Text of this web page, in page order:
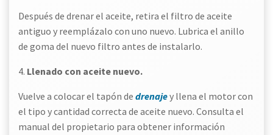
Después de drenar el aceite, retira el filtro de aceite
antiguo y reemplázalo con uno nuevo. Lubrica el anillo
de goma del nuevo filtro antes de instalarlo.
4. Llenado con aceite nuevo.
Vuelve a colocar el tapón de drenajey llena el motor con
el tipo y cantidad correcta de aceite nuevo. Consulta el
manual del propietario para obtener información